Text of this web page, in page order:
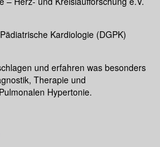
Kardiologie (DGPK)
und erfahren was besonders
Therapie und
Hypertonie.